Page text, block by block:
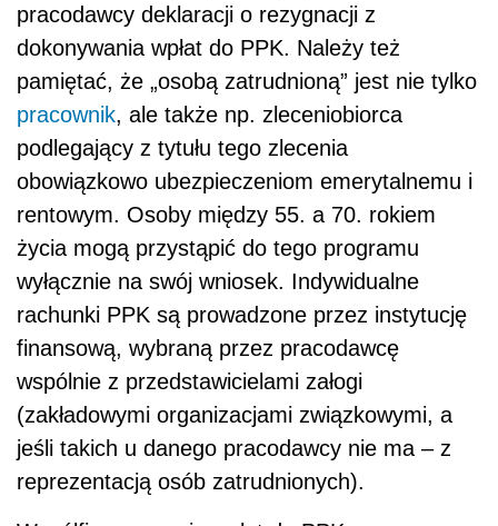
pracodawcy deklaracji o rezygnacji z
dokonywania wpłat do PPK. Należy też
pamiętać, że „osobą zatrudnioną” jest nie tylko
pracownik, ale także np. zleceniobiorca
podlegający z tytułu tego zlecenia
obowiązkowo ubezpieczeniom emerytalnemu i
rentowym. Osoby między 55. a 70. rokiem
życia mogą przystąpić do tego programu
wyłącznie na swój wniosek. Indywidualne
rachunki PPK są prowadzone przez instytucję
finansową, wybraną przez pracodawcę
wspólnie z przedstawicielami załogi
(zakładowymi organizacjami związkowymi, a
jeśli takich u danego pracodawcy nie ma – z
reprezentacją osób zatrudnionych).